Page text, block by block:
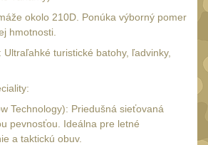
lm
1
okolo 210D. Ponúka výborný pomer
hmotnosti.
Ultraľahké turistické batohy, ľadvinky,
Technology): Priedušná sieťovaná
pevnosťou. Ideálna pre letné
a taktickú obuv.